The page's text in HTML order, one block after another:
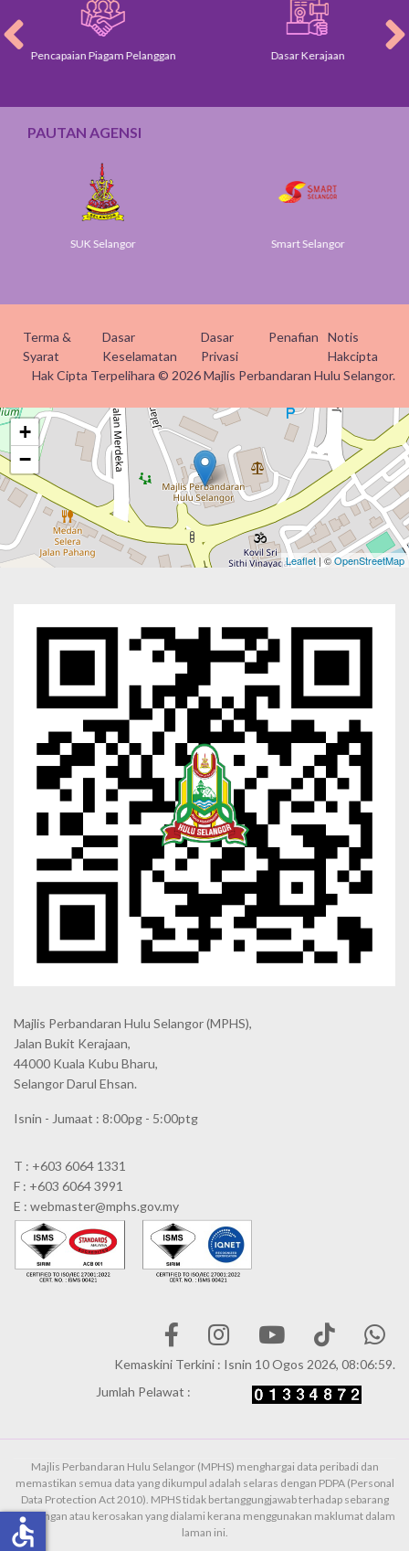
Pencapaian Piagam Pelanggan Dasar Kerajaan
PAUTAN AGENSI
SUK Selangor Smart Selangor
Terma &
Syarat
Dasar
Keselamatan
Dasar
Privasi
Penafian
Notis
Hakcipta
Hak Cipta Terpelihara © 2026 Majlis Perbandaran Hulu Selangor.
+
−
Leaflet | ©OpenStreetMap
Majlis Perbandaran Hulu Selangor (MPHS),
Jalan Bukit Kerajaan,
44000 Kuala Kubu Bharu,
Selangor Darul Ehsan.
Isnin - Jumaat : 8:00pg - 5:00ptg
T : +603 6064 1331
F : +603 6064 3991
E : webmaster@mphs.gov.my
Kemaskini Terkini : Isnin 10 Ogos 2026, 08:06:59.
Jumlah Pelawat :
Majlis Perbandaran Hulu Selangor (MPHS) menghargai data peribadi dan
memastikan semua data yang dikumpul adalah selaras dengan PDPA (Personal
Data Protection Act 2010). MPHS tidak bertanggungjawab terhadap sebarang
kehilangan atau kerosakan yang dialami kerana menggunakan maklumat dalam
laman ini.
accessible